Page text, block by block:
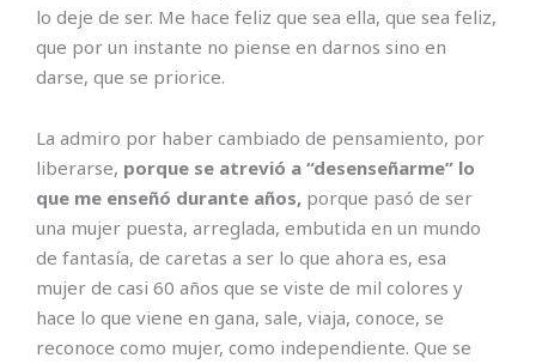
lo deje de ser. Me hace feliz que sea ella, que sea feliz,
que por un instante no piense en darnos sino en
darse, que se priorice.
La admiro por haber cambiado de pensamiento, por
liberarse, porque se atrevió a “desenseñarme” lo
que me enseñó durante años, porque pasó de ser
una mujer puesta, arreglada, embutida en un mundo
de fantasía, de caretas a ser lo que ahora es, esa
mujer de casi 60 años que se viste de mil colores y
hace lo que viene en gana, sale, viaja, conoce, se
reconoce como mujer, como independiente. Que se